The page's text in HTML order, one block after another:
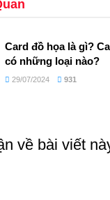
Card đồ họa là gì?
có những loại nào?
29/07/2024 931
về bài viết